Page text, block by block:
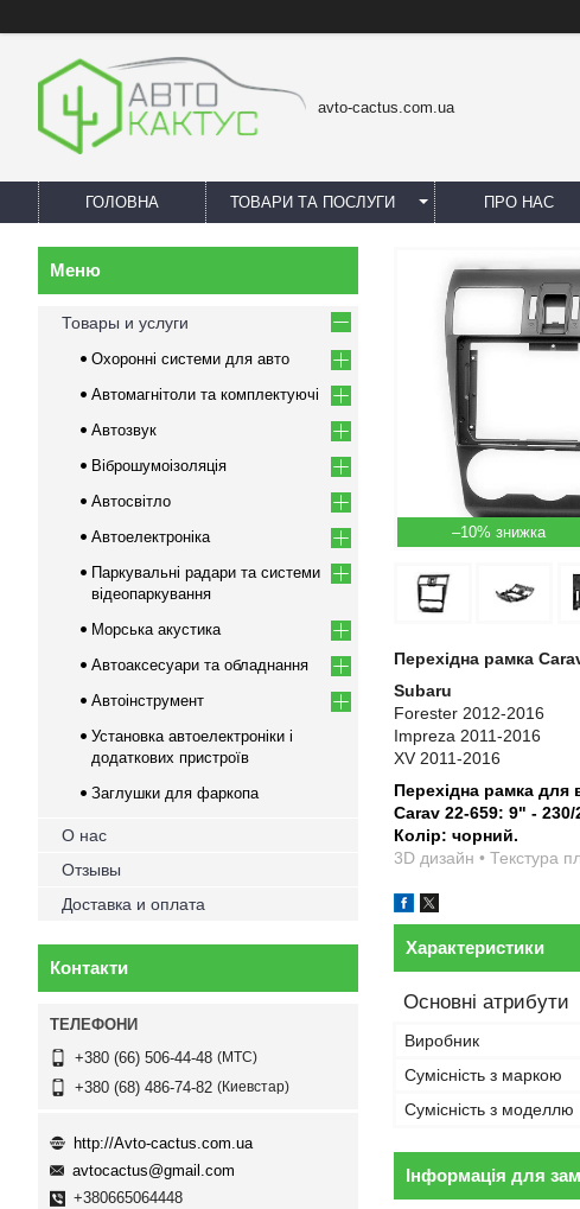
avto-cactus.com.ua
ГОЛОВНА ТОВАРИ ТА ПОСЛУГИ ПРО НАС
–10%
Перехідна рамка
Subaru
Forester 2012-2016
Impreza 2011-2016
XV 2011-2016
Перехідна рамка для
Carav 22-659: 9" - 230/
Колір: чорний.
3D дизайн • Текстура
Характеристики
Основні атрибути
Виробник
Сумісність з маркою
Сумісність з моделлю
Інформація для
Товары и услуги
Охоронні системи для авто
Автомагнітоли та комплектуючі
Автозвук
Віброшумоізоляція
Автосвітло
Автоелектроніка
Паркувальні радари та системи
відеопаркування
Морська акустика
Автоаксесуари та обладнання
Автоінструмент
Установка автоелектроніки і
додаткових пристроїв
Заглушки для фаркопа
О нас
Отзывы
Доставка и оплата
Контакти
+380 (66) 506-44-48 МТС
+380 (68) 486-74-82 Киевстар
http://Avto-cactus.com.ua
avtocactus@gmail.com
+380665064448